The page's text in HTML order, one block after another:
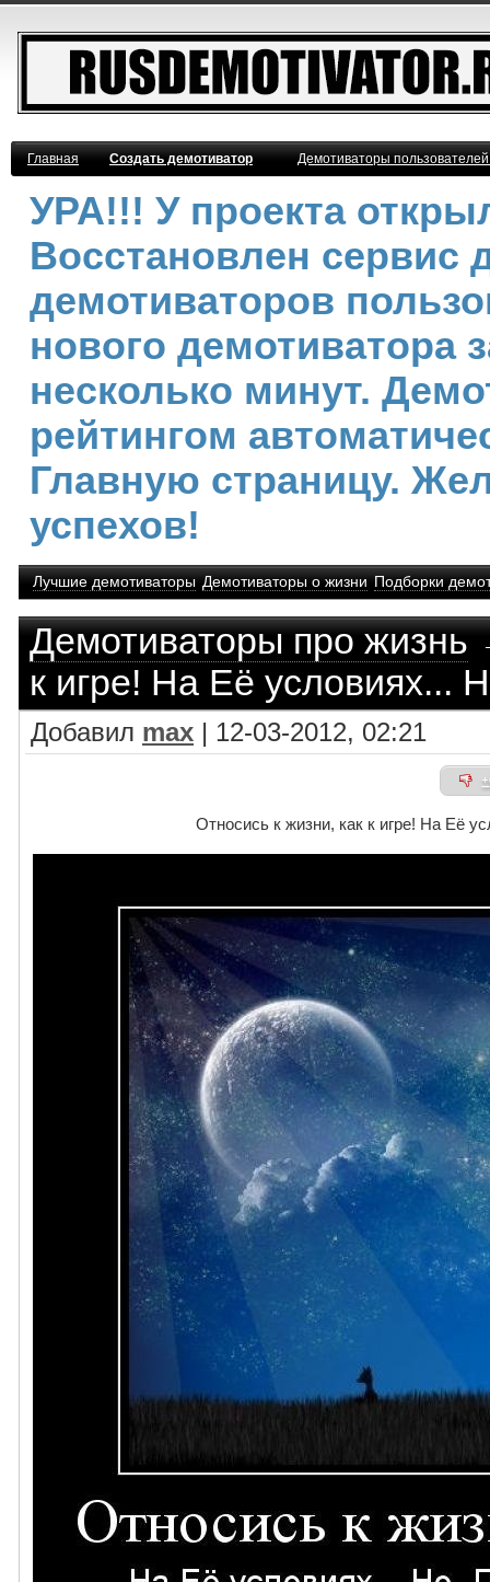
Главная Создать демотиватор Демотиваторы
УРА!!! У проекта
Восстановлен сервис
демотиваторов
нового демотиватора
несколько минут.
рейтингом
Главную страницу.
успехов!
Лучшие демотиваторы Демотиваторы о жизни Подборки
Демотиваторы про жизнь
к игре! На Её условиях...
Добавил max | 12-03-2012, 02:21
Относись к жизни, как к игре! На Её